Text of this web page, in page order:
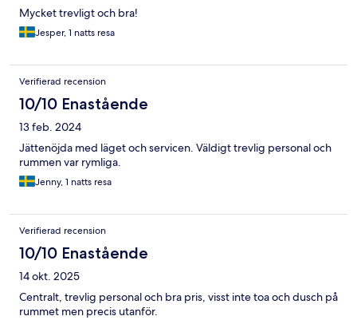
Mycket trevligt och bra!
Jesper, 1 natts resa
Verifierad recension
10/10 Enastående
13 feb. 2024
Jättenöjda med läget och servicen. Väldigt trevlig personal och
rummen var rymliga.
Jenny, 1 natts resa
Verifierad recension
10/10 Enastående
14 okt. 2025
Centralt, trevlig personal och bra pris, visst inte toa och dusch på
rummet men precis utanför.